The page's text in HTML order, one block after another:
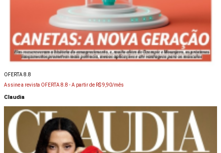
OFERTA 8.8
Assine a revista OFERTA 8.8 -A partir de R$ 9,90/mês
Claudia